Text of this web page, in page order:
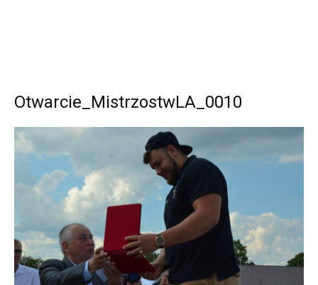
Otwarcie_MistrzostwLA_0010